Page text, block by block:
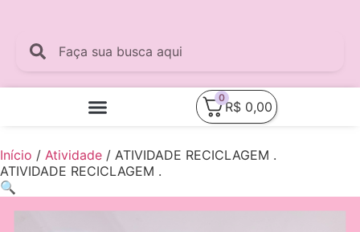
0
R$0,00
Início / Atividade / ATIVIDADE RECICLAGEM .
ATIVIDADE RECICLAGEM .
🔍